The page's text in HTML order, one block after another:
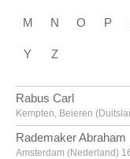
M N O P
Y Z
Rabus Carl
Kempten, Beieren
Rademaker Abraham
Amsterdam (Nederland)